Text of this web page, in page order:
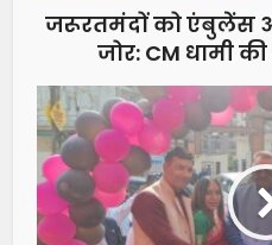
जरूरतमंदों को एंबुलेंस
जोर: CM धामी